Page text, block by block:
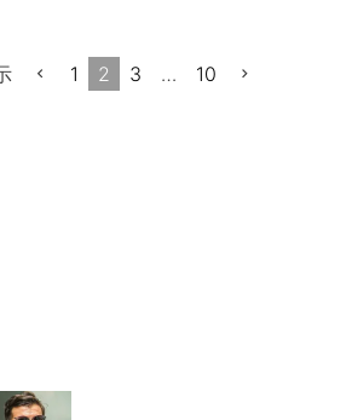
1 2 3 … 10